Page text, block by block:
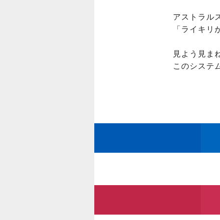
アストラル
「ライキリ
見よう見ま
このシステ